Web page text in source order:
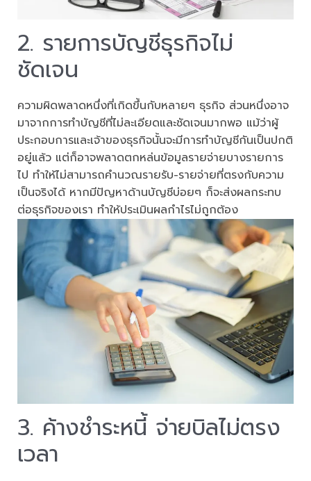
2. รายการบัญชีธุรกิจไม่
ชัดเจน
ความผิดพลาดหนึ่งที่เกิดขึ้นกับหลายๆ ธุรกิจ ส่วนหนึ่งอาจ
มาจากการทำบัญชีที่ไม่ละเอียดและชัดเจนมากพอ แม้ว่าผู้
ประกอบการและเจ้าของธุรกิจนั้นจะมีการทำบัญชีกันเป็นปกติ
อยู่แล้ว แต่ก็อาจพลาดตกหล่นข้อมูลรายจ่ายบางรายการ
ไป ทำให้ไม่สามารถคำนวณรายรับ-รายจ่ายที่ตรงกับความ
เป็นจริงได้ หากมีปัญหาด้านบัญชีบ่อยๆ ก็จะส่งผลกระทบ
ต่อธุรกิจของเรา ทำให้ประเมินผลกำไรไม่ถูกต้อง
3. ค้างชำระหนี้ จ่ายบิลไม่ตรง
เวลา